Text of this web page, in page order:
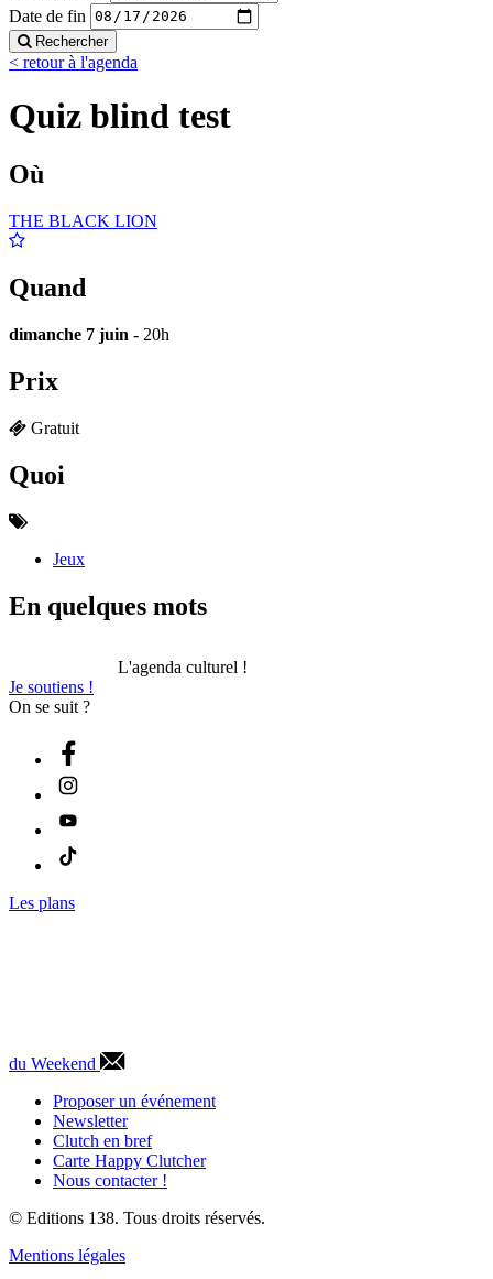
Date de fin
Rechercher
< retour à l'agenda
Quiz blind test
Où
THE BLACK LION
Quand
dimanche 7 juin - 20h
Prix
Gratuit
Quoi
Jeux
En quelques mots
L'agenda culturel !
Je soutiens !
On se suit ?
Les plans
du Weekend
Proposer un événement
Newsletter
Clutch en bref
Carte Happy Clutcher
Nous contacter !
© Editions 138. Tous droits réservés.
Mentions légales